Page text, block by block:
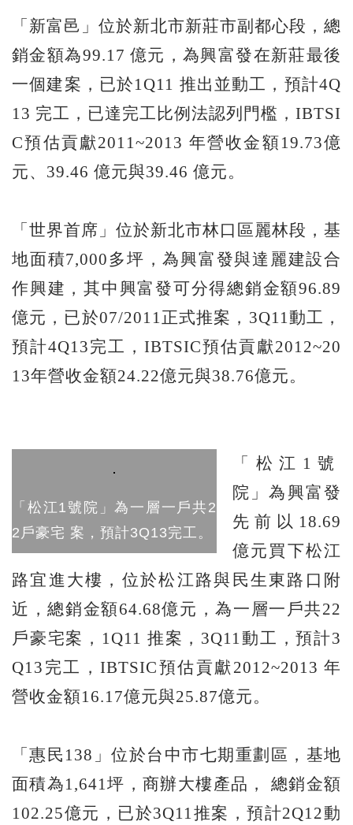
「新富邑」位於新北市新莊市副都心段，總
銷金額為99.17 億元，為興富發在新莊最後
一個建案，已於1Q11 推出並動工，預計4Q
13 完工，已達完工比例法認列門檻，IBTSI
C預估貢獻2011~2013 年營收金額19.73億
元、39.46 億元與39.46 億元。
「世界首席」位於新北市林口區麗林段，基
地面積7,000多坪，為興富發與達麗建設合
作興建，其中興富發可分得總銷金額96.89
億元，已於07/2011正式推案，3Q11動工，
預計4Q13完工，IBTSIC預估貢獻2012~20
13年營收金額24.22億元與38.76億元。
「松江1號院」為一層一戶共2
2戶豪宅 案，預計3Q13完工。
「松江1號
院」為興富發
先前以18.69
億元買下松江
路宜進大樓，位於松江路與民生東路口附
近，總銷金額64.68億元，為一層一戶共22
戶豪宅案，1Q11 推案，3Q11動工，預計3
Q13完工，IBTSIC預估貢獻2012~2013 年
營收金額16.17億元與25.87億元。
「惠民138」位於台中市七期重劃區，基地
面積為1,641坪，商辦大樓產品， 總銷金額
102.25億元，已於3Q11推案，預計2Q12動